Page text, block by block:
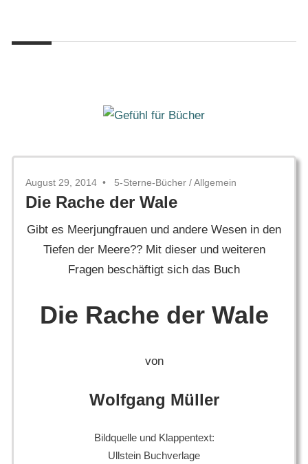
springen
Gefühl
für
August 29, 2014 5-Sterne-Bücher /Allgemein
Die Rache der Wale
Gibt es Meerjungfrauen und andere Wesen in den
Tiefen der Meere?? Mit dieser und weiteren
Fragen beschäftigt sich das Buch
Die Rache der Wale
von
Wolfgang Müller
Bildquelle und Klappentext:
Ullstein Buchverlage